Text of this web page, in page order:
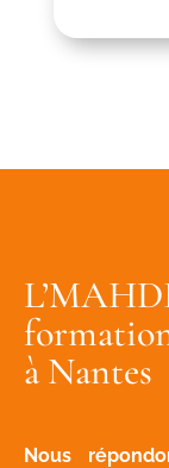
à Nantes
Nous